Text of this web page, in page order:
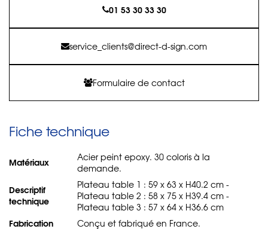
01 53 30 33 30
service_clients@direct-d-sign.com
Formulaire de contact
Fiche technique
Matériaux
Acier peint epoxy. 30 coloris à la
demande.
Descriptif
technique
Plateau table 1 : 59 x 63 x H40.2 cm -
Plateau table 2 : 58 x 75 x H39.4 cm -
Plateau table 3 : 57 x 64 x H36.6 cm
Fabrication Conçu et fabriqué en France.